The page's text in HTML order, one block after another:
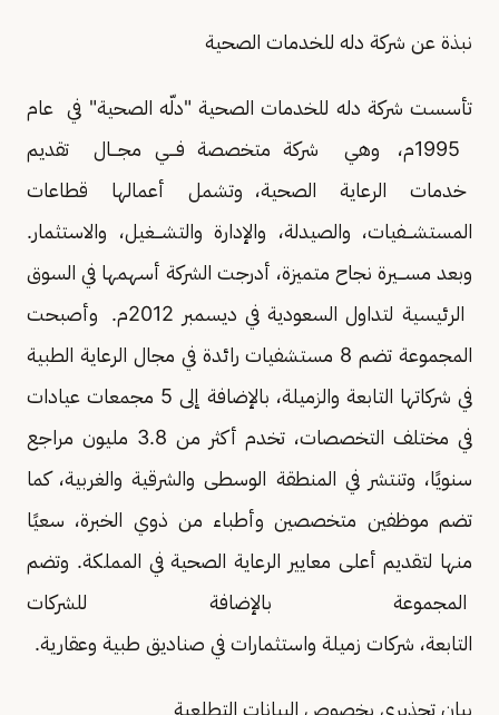
نبذة عن شركة دله للخدمات الصحية
تأسست شركة دله للخدمات الصحية "دلّه الصحية" في عام
1995م، وهي شركة متخصصة فـــي مجـــال تقديم
خدمات الرعاية الصحية، وتشمل أعمالها قطاعات
المستشـــفيات، والصيدلة، والإدارة والتشـــغيل، والاستثمار.
وبعد مســـيرة نجاح متميزة، أدرجت الشركة أسهمها في السوق
الرئيسية لتداول السعودية في ديسمبر 2012م. وأصبحت
المجموعة تضم 8 مستشفيات رائدة في مجال الرعاية الطبية
في شركاتها التابعة والزميلة، بالإضافة إلى 5 مجمعات عيادات
في مختلف التخصصات، تخدم أكثر من 3.8 مليون مراجع
سنويًا، وتنتشر في المنطقة الوسطى والشرقية والغربية، كما
تضم موظفين متخصصين وأطباء من ذوي الخبرة، سعيًا
منها لتقديم أعلى معايير الرعاية الصحية في المملكة. وتضم
المجموعة بالإضافة للشركات
التابعة، شركات زميلة واستثمارات في صناديق طبية وعقارية.
بيان تحذيري بخصوص البيانات التطلعية